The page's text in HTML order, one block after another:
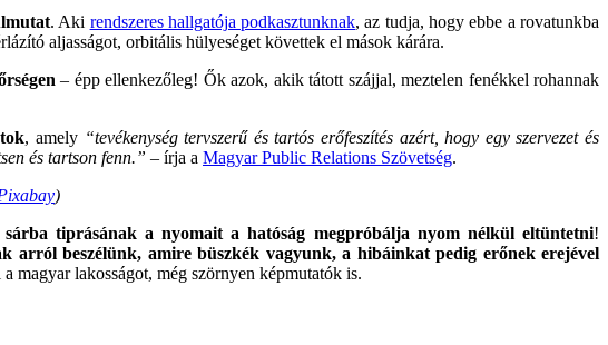
. Aki rendszeres hallgatója podkasztunknak, az tudja, hogy ebbe a rovatunkba
aljasságot, orbitális hülyeséget követtek el mások kárára.
– épp ellenkezőleg! Ők azok, akik tátott szájjal, meztelen fenékkel rohannak
, amely “tevékenység tervszerű és tartós erőfeszítés azért, hogy egy szervezet és
és tartson fenn.” – írja a Magyar Public Relations Szövetség.
)
sárba tiprásának a nyomait a hatóság megpróbálja nyom nélkül eltüntetni!
arról beszélünk, amire büszkék vagyunk, a hibáinkat pedig erőnek erejével
a magyar lakosságot, még szörnyen képmutatók is.